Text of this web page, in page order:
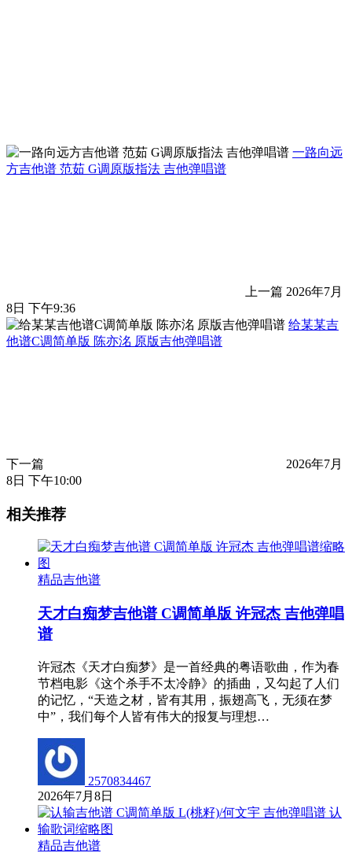
一路向远
方吉他谱 范茹 G调原版指法 吉他弹唱谱
上一篇 2026年7月
8日 下午9:36
给某某吉
他谱C调简单版 陈亦洺 原版吉他弹唱谱
下一篇
2026年7月
8日 下午10:00
相关推荐
精品吉他谱
天才白痴梦吉他谱 C调简单版 许冠杰 吉他弹唱
谱
许冠杰《天才白痴梦》是一首经典的粤语歌曲，作为春
节档电影《这个杀手不太冷静》的插曲，又勾起了人们
的记忆，“天造之材，皆有其用，振翅高飞，无须在梦
中”，我们每个人皆有伟大的报复与理想…
2570834467
2026年7月8日
精品吉他谱